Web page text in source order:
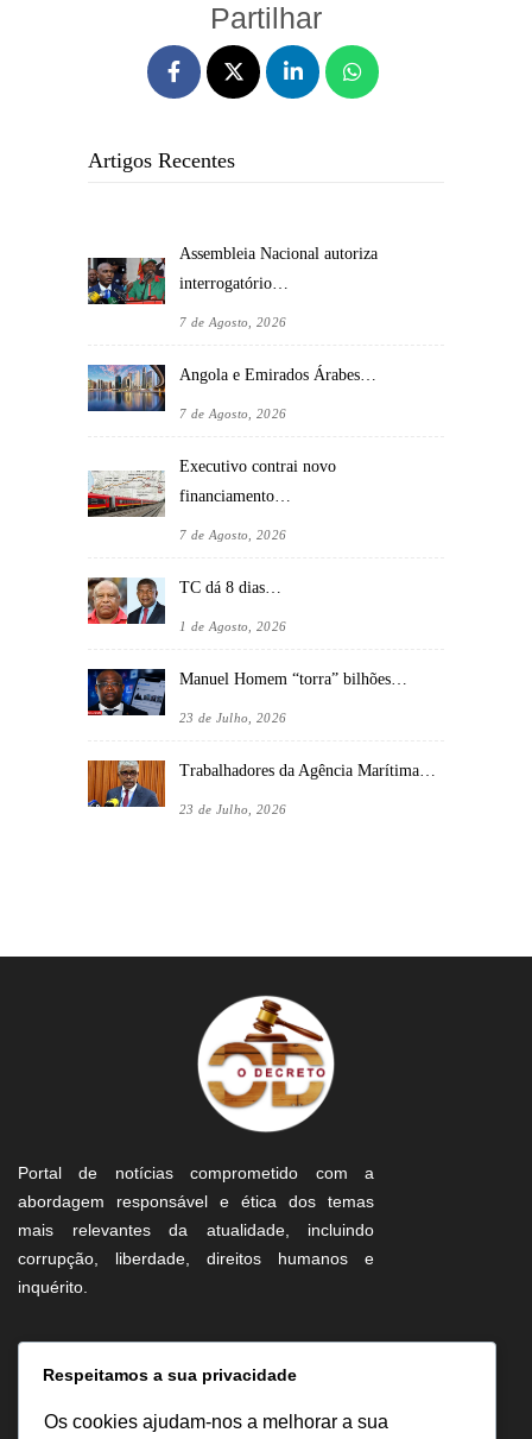
Partilhar
Artigos Recentes
Assembleia Nacional autoriza
interrogatório…
7 de Agosto, 2026
Angola e Emirados Árabes…
7 de Agosto, 2026
Executivo contrai novo
financiamento…
7 de Agosto, 2026
TC dá 8 dias…
1 de Agosto, 2026
Manuel Homem “torra” bilhões…
23 de Julho, 2026
Trabalhadores da Agência Marítima…
23 de Julho, 2026
Portal de notícias comprometido com a
abordagem responsável e ética dos temas
mais relevantes da atualidade, incluindo
corrupção, liberdade, direitos humanos e
inquérito.
Informação
Sobre Nós
Respeitamos a sua privacidade
Os cookies ajudam-nos a melhorar a sua